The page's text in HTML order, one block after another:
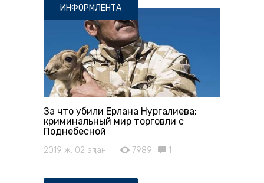
ИНФОРМЛЕНТА
За что убили Ерлана Нургалиева:
криминальный мир торговли с
Поднебесной
2019 ж. 02 ақпан 7989 1